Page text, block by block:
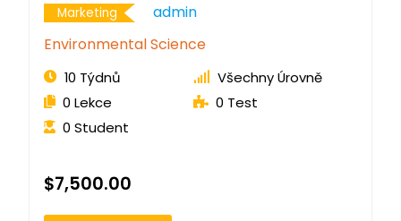
Marketing
Admin
Environmental Science
10 Týdnů
Všechny Úrovně
0 Lekce
0 Test
0 Student
$7,500.00